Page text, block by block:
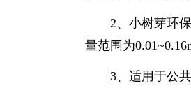
2、小树芽环保
量范围为
3、适用于公共